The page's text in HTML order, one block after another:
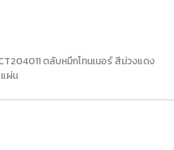
ตลับหมึกโทนเนอร์ สีม่วงแดง
ผ่น